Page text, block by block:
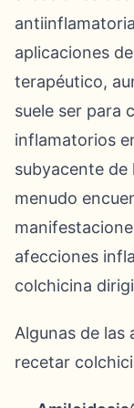
aplicaciones
terapéutico,
suele ser para
inflamatorios
subyacente de
menudo
afecciones
colchicina
Algunas de las
recetar